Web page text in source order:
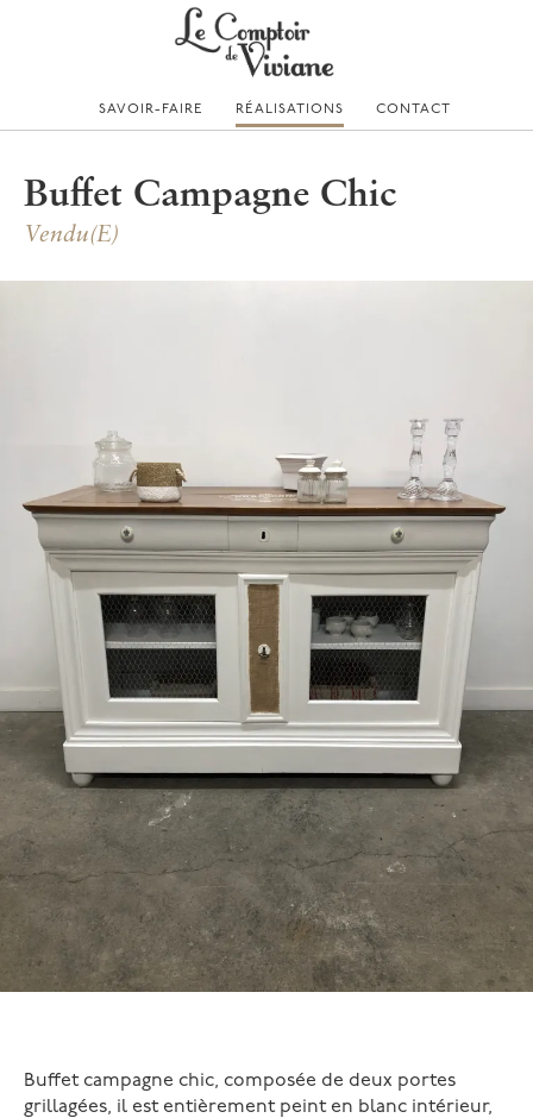
SAVOIR-FAIRE RÉALISATIONS CONTACT
Buffet Campagne Chic
Vendu(e)
Buffet campagne chic, composée de deux portes
grillagées, il est entièrement peint en blanc intérieur,